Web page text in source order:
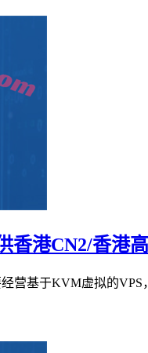
香港CN2/香港
营基于KVM虚拟的